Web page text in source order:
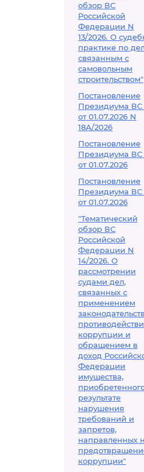
обзор ВС
Российской
Федерации N
13/2026. О
практике по
связанным с
самовольным
строительством"
Постановление
Президиума
от 01.07.2026 N
18А/2026
Постановление
Президиума
от 01.07.2026
Постановление
Президиума
от 01.07.2026
"Тематический
обзор ВС
Российской
Федерации N
14/2026. О
рассмотрении
судами дел,
связанных с
применением
коррупции и
обращением в
доход
Федерации
имущества,
результате
нарушения
требований и
запретов,
направленных
коррупции"